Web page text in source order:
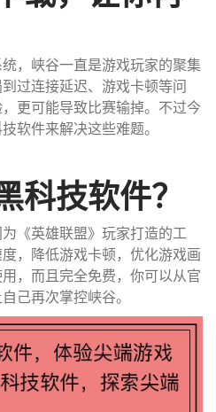
，峡谷一直是游戏玩家的聚集
过连接延迟、游戏卡顿等问
更可能导致比赛输掉。不过今
软件来解决这些难题。
科技软件？
《英雄联盟》玩家打造的工
，降低游戏卡顿，优化游戏画
，而且完全免费，你可以从官
己再次掌控峡谷。